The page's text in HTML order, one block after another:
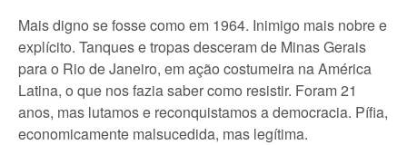
Mais digno se fosse como em 1964. Inimigo mais nobre e
explícito. Tanques e tropas desceram de Minas Gerais
para o Rio de Janeiro, em ação costumeira na América
Latina, o que nos fazia saber como resistir. Foram 21
anos, mas lutamos e reconquistamos a democracia. Pífia,
economicamente malsucedida, mas legítima.